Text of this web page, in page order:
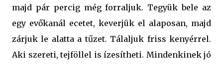
majd pár percig még forraljuk. Tegyük bele az
egy evőkanál ecetet, keverjük el alaposan, majd
zárjuk le alatta a tűzet. Tálaljuk friss kenyérrel.
Aki szereti, tejföllel is ízesítheti. Mindenkinek jó